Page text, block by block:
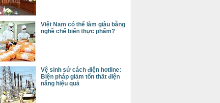
Việt Nam có thể làm giàu bằng
nghề chế biến thực phẩm?
Vệ sinh sứ cách điện hotline:
Biện pháp giảm tổn thất điện
năng hiệu quả